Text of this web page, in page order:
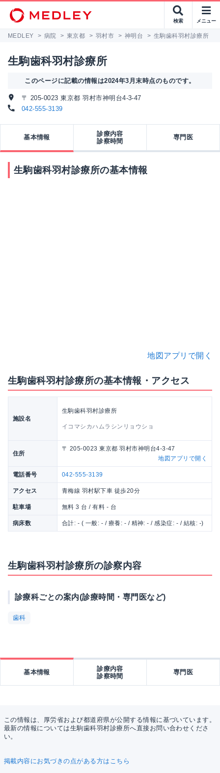
検索 メニュー
MEDLEY > 病院 > 東京都 > 羽村市 > 神明台 > 生駒歯科羽村診療所
生駒歯科羽村診療所
このページに記載の情報は2024年3月末時点のものです。
〒 205-0023 東京都 羽村市神明台4-3-47
042-555-3139
基本情報
診療内容
診察時間
専門医
生駒歯科羽村診療所の基本情報
地図アプリで開く
生駒歯科羽村診療所の基本情報・アクセス
施設名
生駒歯科羽村診療所
イコマシカハムラシンリョウショ
住所
〒 205-0023 東京都 羽村市神明台4-3-47
地図アプリで開く
電話番号 042-555-3139
アクセス 青梅線 羽村駅下車 徒歩20分
駐車場 無料 3 台 / 有料 - 台
病床数 合計: - ( 一般: - / 療養: - / 精神: - / 感染症: - / 結核: -)
生駒歯科羽村診療所の診察内容
診療科ごとの案内(診療時間・専門医など)
歯科
基本情報
診療内容
診察時間
専門医
この情報は、厚労省および都道府県が公開する情報に基づいています。
最新の情報については生駒歯科羽村診療所へ直接お問い合わせくださ
い。
掲載内容にお気づきの点がある方はこちら